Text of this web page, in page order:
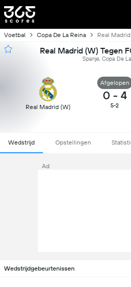
Voetbal Copa De La Reina Real
Real Madrid (W) Tegen
Spanje, Copa De
Real Madrid (W)
Afgelopen
0 - 4
5-2
Wedstrijd Opstellingen
Ad
Wedstrijdgebeurtenissen